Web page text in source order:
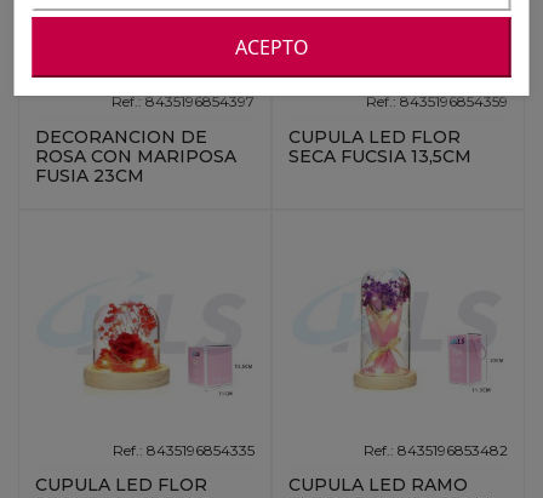
Ref.: 8435196854397
DECORANCION DE
ROSA CON MARIPOSA
FUSIA 23CM
Ref.: 8435196854359
CUPULA LED FLOR
SECA FUCSIA 13,5CM
Ref.: 8435196854335
CUPULA LED FLOR
Ref.: 8435196853482
CUPULA LED RAMO
ACEPTO